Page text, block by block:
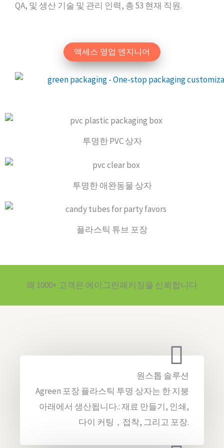
QA, 및 생산 기술 및 관리 인력, 총 53 현재 직원.
액세스 영업 엔지니어
투명한 PVC 상자
투명한 애완동물 상자
플라스틱 튜브 포장
왜 1000+ 고객은 에이그린패키징을 신뢰합니다
원스톱 솔루션
Agreen 포장 플라스틱 투명 상자는 한 지붕
아래에서 생산됩니다.: 재료 만들기, 인쇄,
다이 커팅，접착, 그리고 포장.